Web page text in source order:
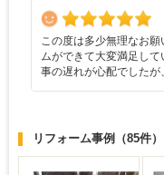
この度は多少無理なお
ムができて大変満足し
事の遅れが心配でした
リフォーム事例 （85件）